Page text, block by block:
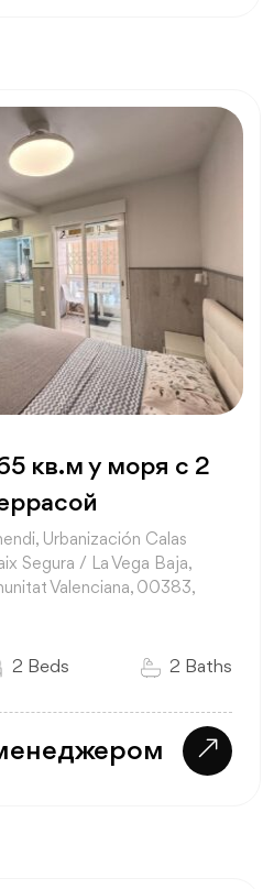
кв.м у моря с 2
Urbanización Calas
Segura / La Vega Baja,
Valenciana, 00383,
2 Beds 2 Baths